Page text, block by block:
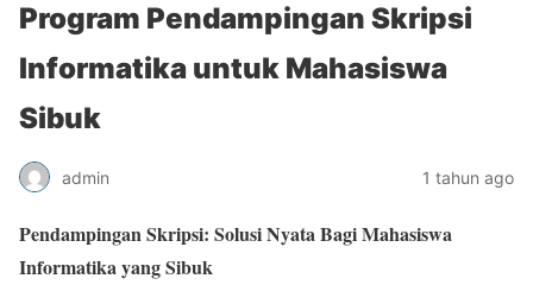
Program Pendampingan Skripsi
Informatika untuk Mahasiswa
Sibuk
admin 1 tahun ago
Pendampingan Skripsi: Solusi Nyata Bagi Mahasiswa
Informatika yang Sibuk